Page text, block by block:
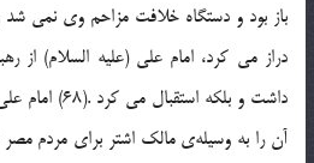
باز بود و دستگاه خلافت مزاحم وي نمي شد
دراز مي كرد، امام علي (علیه السلام) از
داشت و بلكه
آن را به وسيله‌ي مالك اشتر براي مردم